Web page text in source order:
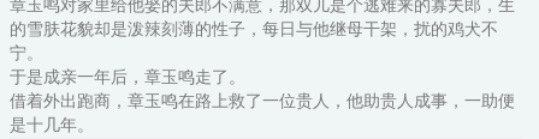
至于那些不怀好意的人，他也不会放过。
*
李浔从小聪慧，十岁就已考中童生。
爹娘意外身亡后，留下他和弟弟妹妹。纵使再聪明
章玉鸣对家里给他娶的夫郎不满意，那双儿是个逃难来的寡夫郎，生
的雪肤花貌却是泼辣刻薄的性子，每日与他继母干架，扰的鸡犬不
宁。
于是成亲一年后，章玉鸣走了。
借着外出跑商，章玉鸣在路上救了一位贵人，他助贵人成事，一助便
是十几年。